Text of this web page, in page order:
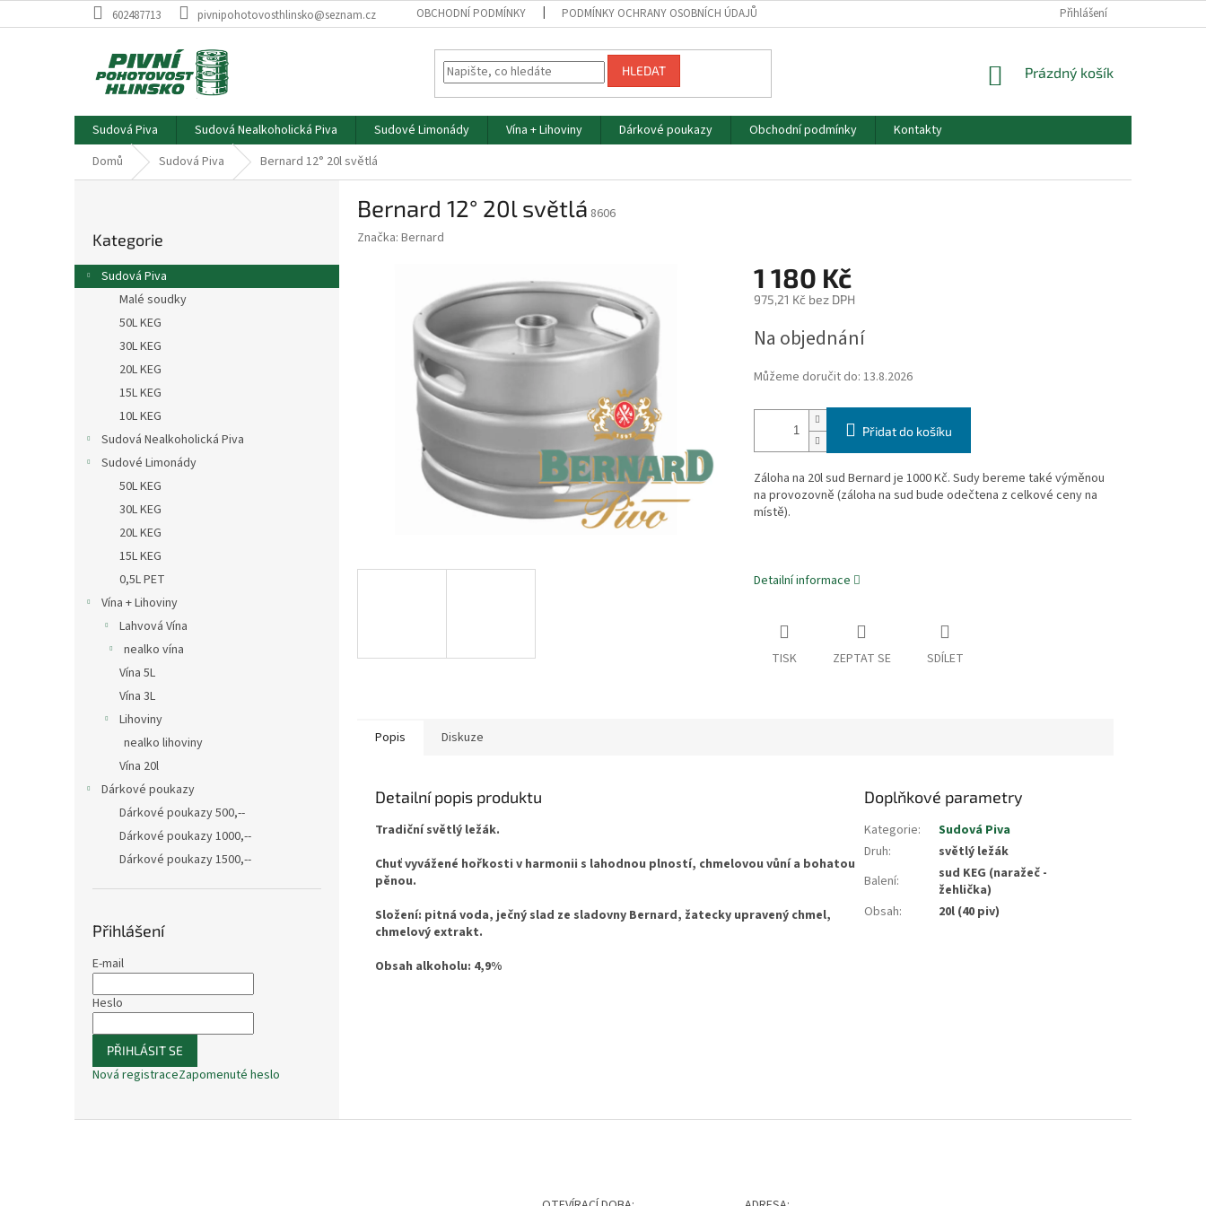
na
602487713 pivnipohotovosthlinsko@seznam.cz OBCHODNÍ PODMÍNKY PODMÍNKY OCHRANY OSOBNÍCH ÚDAJŮ Přihlášení
HLEDAT
NÁKUPNÍ
Prázdný košík
Sudová Piva Sudová Nealkoholická Piva Sudové Limonády Vína + Lihoviny Dárkové poukazy Obchodní podmínky
Kontakty
Domů
Sudová Piva Bernard 12° 20l světlá
r
a
kategorie
Kategorie
Sudová Piva
Malé soudky
50L KEG
30L KEG
20L KEG
15L KEG
10L KEG
Sudová Nealkoholická Piva
Sudové Limonády
50L KEG
30L KEG
20L KEG
15L KEG
0,5L PET
Vína + Lihoviny
Lahvová Vína
nealko vína
Vína 5L
Vína 3L
Lihoviny
nealko lihoviny
Vína 20l
Dárkové poukazy
Dárkové poukazy 500,--
Dárkové poukazy 1000,--
Dárkové poukazy 1500,--
Přihlášení
E-mail
Heslo
PŘIHLÁSIT SE
Nová registraceZapomenuté heslo
Bernard 12° 20l světlá 8606
Značka: Bernard
1 180 Kč
975,21 Kč bez DPH
cena:
Na objednání
Můžeme doručit do: 13.8.2026
Přidat do košíku
Záloha na 20l sud Bernard je 1000 Kč. Sudy bereme také výměnou
na provozovně (záloha na sud bude odečtena z celkové ceny na
místě).
Detailní informace
TISK ZEPTAT SE SDÍLET
Popis Diskuze
Detailní popis produktu
Tradiční světlý ležák.
Chuť vyvážené hořkosti v harmonii s lahodnou plností, chmelovou vůní a bohatou
pěnou.
Složení: pitná voda, ječný slad ze sladovny Bernard, žatecky upravený chmel,
chmelový extrakt.
Obsah alkoholu: 4,9%
Doplňkové parametry
Kategorie:
Sudová Piva
Druh:
světlý ležák
Balení:
sud KEG (naražeč -
žehlička)
Obsah: 20l (40 piv)